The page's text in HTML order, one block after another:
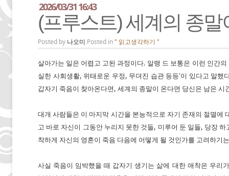
(프루스트) 세계의 종말
2026/03/31 16:43
Posted by 나오미 Posted in" 읽고생각하기 "
살아가는 일은 어렵고 고된 과정이다. 알랭 드 보통은 이런 인간
실한 사회생활, 위태로운 우정, 무뎌진 습관 등등'이 있다고 말했
갑자기 죽음이 찾아온다면, 세계의 종말이 온다면 당신은 남은 시
대개 사람들은 이 마지막 시간을 본능적으로 자기 존재의 절멸에
고 바로 자신이 그동안 누리지 못한 것들, 미루어 둔 일들, 당장
착하게 자신의 영혼이 죽음 다음에 어떻게 될 것인가를 고려하기
사실 죽음이 임박했을 때 갑자기 생기는 삶에 대한 애착은 우리